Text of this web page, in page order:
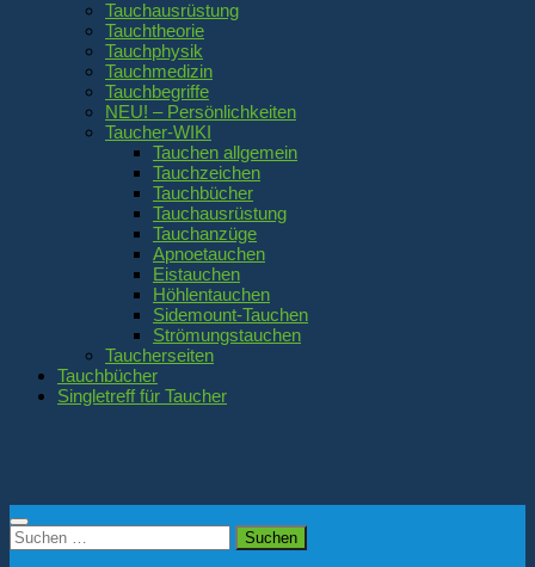
Tauchausrüstung
Tauchtheorie
Tauchphysik
Tauchmedizin
Tauchbegriffe
NEU! – Persönlichkeiten
Taucher-WIKI
Tauchen allgemein
Tauchzeichen
Tauchbücher
Tauchausrüstung
Tauchanzüge
Apnoetauchen
Eistauchen
Höhlentauchen
Sidemount-Tauchen
Strömungstauchen
Taucherseiten
Tauchbücher
Singletreff für Taucher
Suchen
nach: